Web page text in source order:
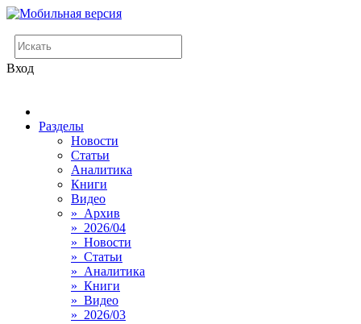
Вход
Разделы
Новости
Статьи
Аналитика
Книги
Видео
» Архив
» 2026/04
» Новости
» Статьи
» Аналитика
» Книги
» Видео
» 2026/03